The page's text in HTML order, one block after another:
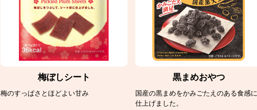
梅ぼしシート
梅のすっぱさとほどよい甘み
黒まめおやつ
国産の黒まめをかみごたえのある食感に
仕上げました。